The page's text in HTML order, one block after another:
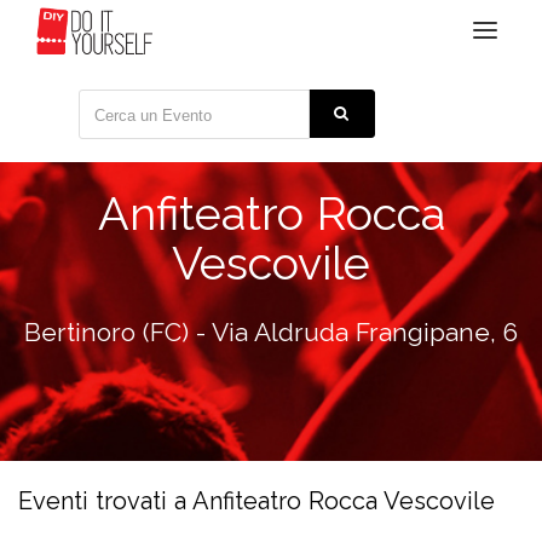
Toggle
Anfiteatro Rocca
Vescovile
Bertinoro (FC) - Via Aldruda Frangipane, 6
Eventi trovati a Anfiteatro Rocca Vescovile